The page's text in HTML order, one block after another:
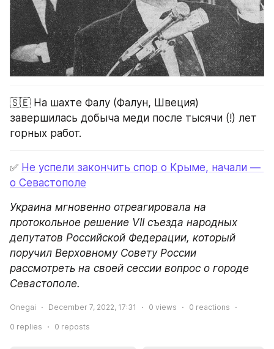
🇸🇪 На шахте Фалу (Фалун, Швеция)
завершилась добыча меди после тысячи (!) лет
горных работ.
✅ Не успели закончить спор о Крыме, начали —
о Севастополе
Украина мгновенно отреагировала на
протокольное решение VII съезда народных
депутатов Российской Федерации, который
поручил Верховному Совету России
рассмотреть на своей сессии вопрос о городе
Севастополе.
Onegai December 7, 2022, 17:31 0 views 0 reactions
0 replies 0 reposts